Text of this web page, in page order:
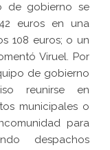
de gobierno se
euros en una
108 euros; o un
Viruel. Por
de gobierno
reunirse en
municipales o
para
despachos